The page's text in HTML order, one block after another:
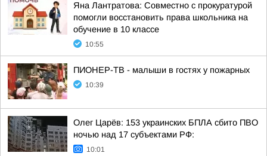
Яна Лантратова: Совместно с прокуратурой
помогли восстановить права школьника на
обучение в 10 классе
10:55
ПИОНЕР-ТВ - малыши в гостях у пожарных
10:39
Олег Царёв: 153 украинских БПЛА сбито ПВО
ночью над 17 субъектами РФ:
10:01